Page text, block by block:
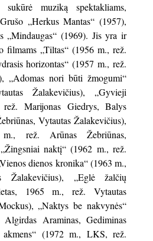
muziką spektakliams,
„Herkus Mantas“ (1957),
„Mindaugas“ (1969). Jis yra ir
filmams „Tiltas“ (1956 m., rež.
horizontas“ (1957 m., rež.
„Adomas nori būti žmogumi“
Žalakevičius), „Gyvieji
Marijonas Giedrys, Balys
Vytautas Žalakevičius),
m., rež. Arūnas Žebriūnas,
naktį“ (1962 m., rež.
dienos kronika“ (1963 m.,
„Eglė žalčių
1965 m., rež. Vytautas
„Naktys be nakvynės“
Araminas, Gediminas
(1972 m., LKS, rež.